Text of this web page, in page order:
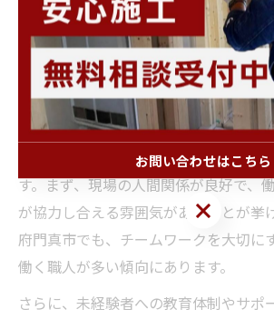
すすめです。失敗しないためには、給
く、現場の雰囲気や人間関係も慎重に
が大切です。
定着率が高い大工求人の共通ポイン
定着率が高い大工求人にはいくつかの
す。まず、現場の人間関係が良好で、
が協力し合える雰囲気があることが挙
府門真市でも、チームワークを大切に
働く職人が多い傾向にあります。
さらに、未経験者への教育体制やサポ
お問い合わせはこちら
お問い合わせはこちら